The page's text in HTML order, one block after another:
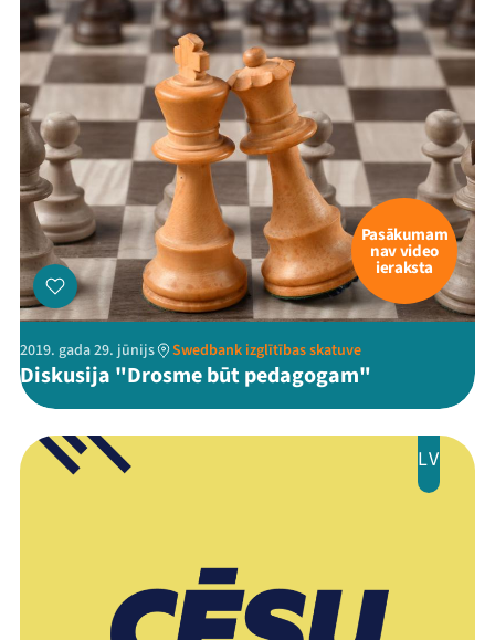
Ziedo
Veikals
Kontakti
Threads Youtube
X Instagram TikTok
Pasākumam
nav video
ieraksta
2019. gada 29. jūnijs Swedbank izglītības skatuve
Diskusija "Drosme būt pedagogam"
LV